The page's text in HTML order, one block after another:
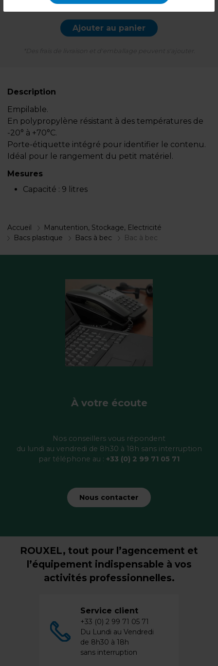
Ajouter au panier
Description
Empilable.
En polypropylène résistant à des températures de
-20° à +70°C.
Porte-étiquette intégré pour identifier le contenu.
Idéal pour le rangement du petit matériel.
Mesures
Capacité : 9 litres
Accueil
Manutention, Stockage, Electricité
Bacs plastique
Bacs à bec Bac à bec
À votre écoute
Nos conseillers vous répondent
du lundi au vendredi de 8h30 à 18h sans interruption
par téléphone au : +33 (0) 2 99 71 05 71
Nous contacter
ROUXEL, tout pour l’agencement et
l’équipement indispensable à vos
activités professionnelles.
Service client
+33 (0) 2 99 71 05 71
Du Lundi au Vendredi
de 8h30 à 18h
sans interruption